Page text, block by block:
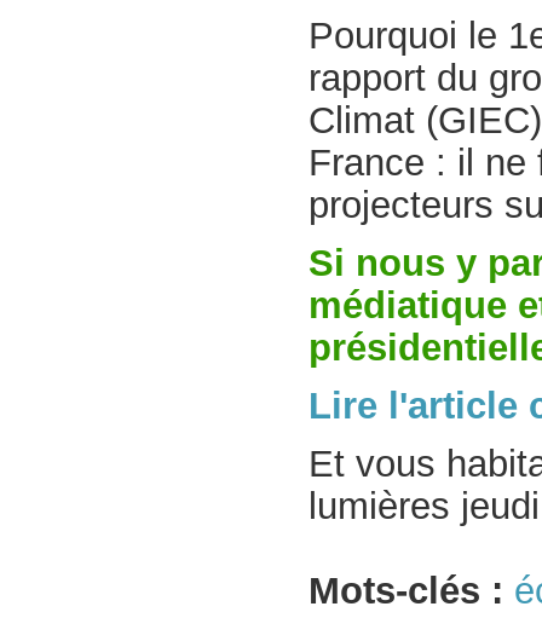
Pourquoi le
rapport du
Climat
France : il ne
projecteurs
Si nous y
médiatique
Lire l'article
Et vous
lumières
Mots-clés :